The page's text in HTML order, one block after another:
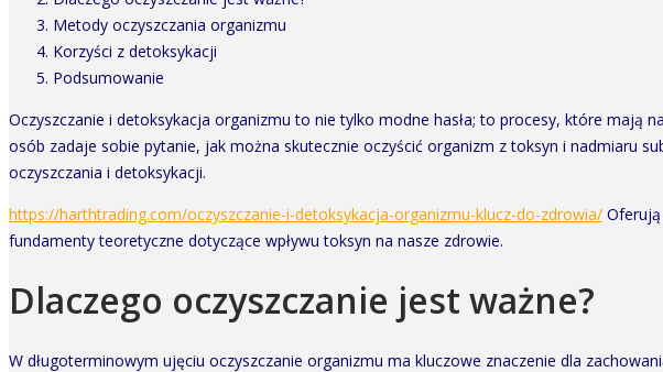
Metody oczyszczania organizmu
Korzyści z detoksykacji
Podsumowanie
Oczyszczanie i detoksykacja organizmu to nie tylko modne hasła; to procesy, które mają
osób zadaje sobie pytanie, jak można skutecznie oczyścić organizm z toksyn i nadmiaru
oczyszczania i detoksykacji.
https://harthtrading.com/oczyszczanie-i-detoksykacja-organizmu-klucz-do-zdrowia/
fundamenty teoretyczne dotyczące wpływu toksyn na nasze zdrowie.
Dlaczego oczyszczanie jest ważne?
W długoterminowym ujęciu oczyszczanie organizmu ma kluczowe znaczenie dla